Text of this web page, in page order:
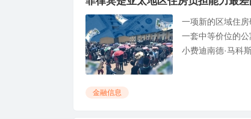
一项新的区域住
一套中等价位的
小费迪南德·马科
金融信息